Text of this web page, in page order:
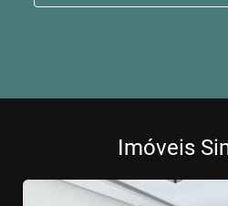
Imóveis